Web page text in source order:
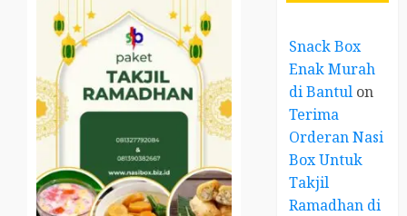
Snack Box
Enak Murah
di Bantul on
Terima
Orderan Nasi
Box Untuk
Takjil
Ramadhan di